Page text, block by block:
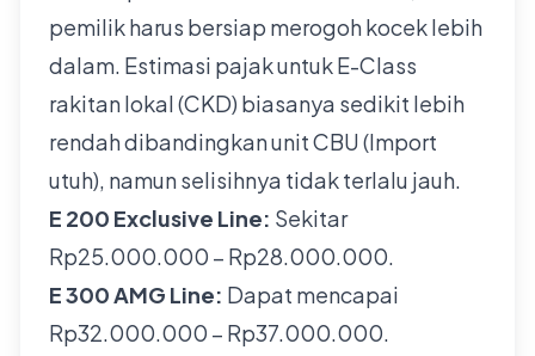
pemilik harus bersiap merogoh kocek lebih
dalam. Estimasi pajak untuk E-Class
rakitan lokal (CKD) biasanya sedikit lebih
rendah dibandingkan unit CBU (Import
utuh), namun selisihnya tidak terlalu jauh.
E 200 Exclusive Line: Sekitar
Rp25.000.000 – Rp28.000.000.
E 300 AMG Line: Dapat mencapai
Rp32.000.000 – Rp37.000.000.